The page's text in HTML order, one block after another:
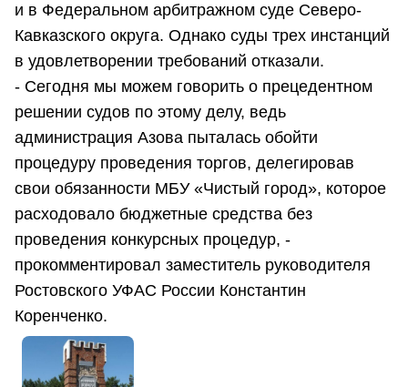
и в Федеральном арбитражном суде Северо-
Кавказского округа. Однако суды трех инстанций
в удовлетворении требований отказали.
- Сегодня мы можем говорить о прецедентном
решении судов по этому делу, ведь
администрация Азова пыталась обойти
процедуру проведения торгов, делегировав
свои обязанности МБУ «Чистый город», которое
расходовало бюджетные средства без
проведения конкурсных процедур, -
прокомментировал заместитель руководителя
Ростовского УФАС России Константин
Коренченко.